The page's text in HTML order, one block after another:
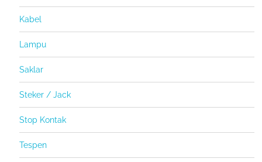
Kabel
Lampu
Saklar
Steker / Jack
Stop Kontak
Tespen